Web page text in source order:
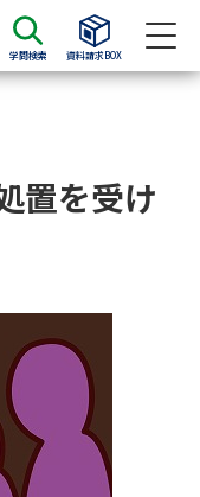
学問検索 資料請求BOX
共通テスト利用選抜の
＆願書
置を受け